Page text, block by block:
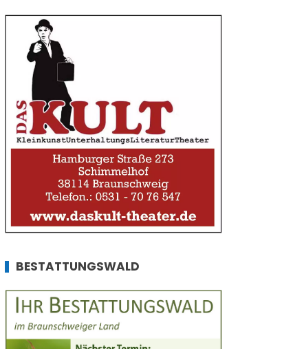
BESTATTUNGSWALD